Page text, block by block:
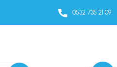
0532 735 21 09